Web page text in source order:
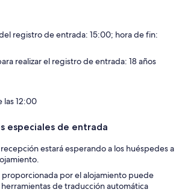
registro de entrada: 15:00; hora de fin:
realizar el registro de entrada: 18 años
las 12:00
especiales de entrada
estará esperando a los huéspedes a
proporcionada por el alojamiento puede
de traducción automática